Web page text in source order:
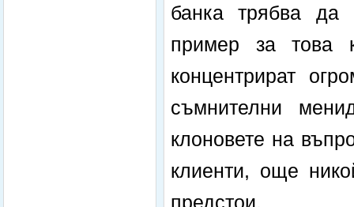
банка трябва да
пример за това
концентрират
съмнителни
клоновете на
клиенти, още
предстои.